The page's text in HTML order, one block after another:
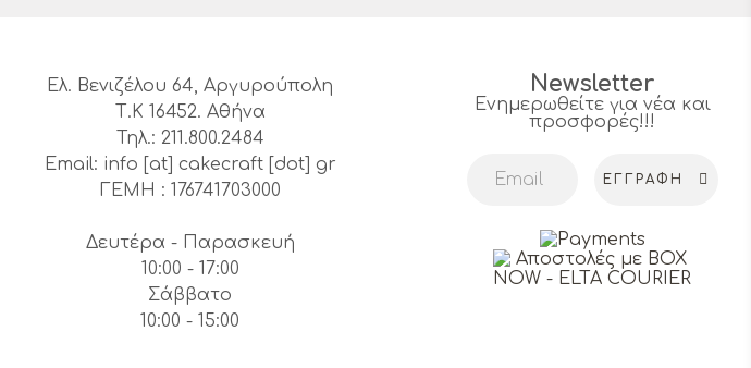
Ελ. Βενιζέλου 64, Αργυρούπολη
Τ.Κ 16452. Αθήνα
Τηλ.: 211.800.2484
Email: info [at] cakecraft [dot] gr
ΓΕΜΗ : 176741703000
Δευτέρα - Παρασκευή
10:00 - 17:00
Σάββατο
10:00 - 15:00
Newsletter
Ενημερωθείτε για νέα και
προσφορές!!!
ΕΓΓΡΑΦΉ